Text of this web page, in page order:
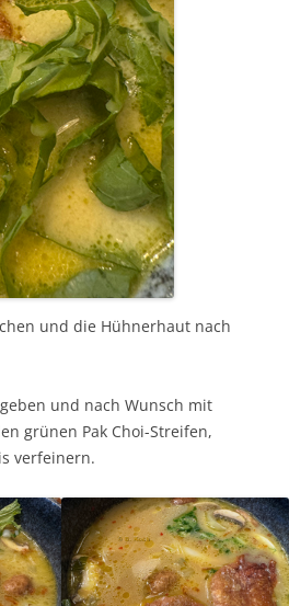
und die Hühnerhaut nach
und nach Wunsch mit
grünen Pak Choi-Streifen,
verfeinern.